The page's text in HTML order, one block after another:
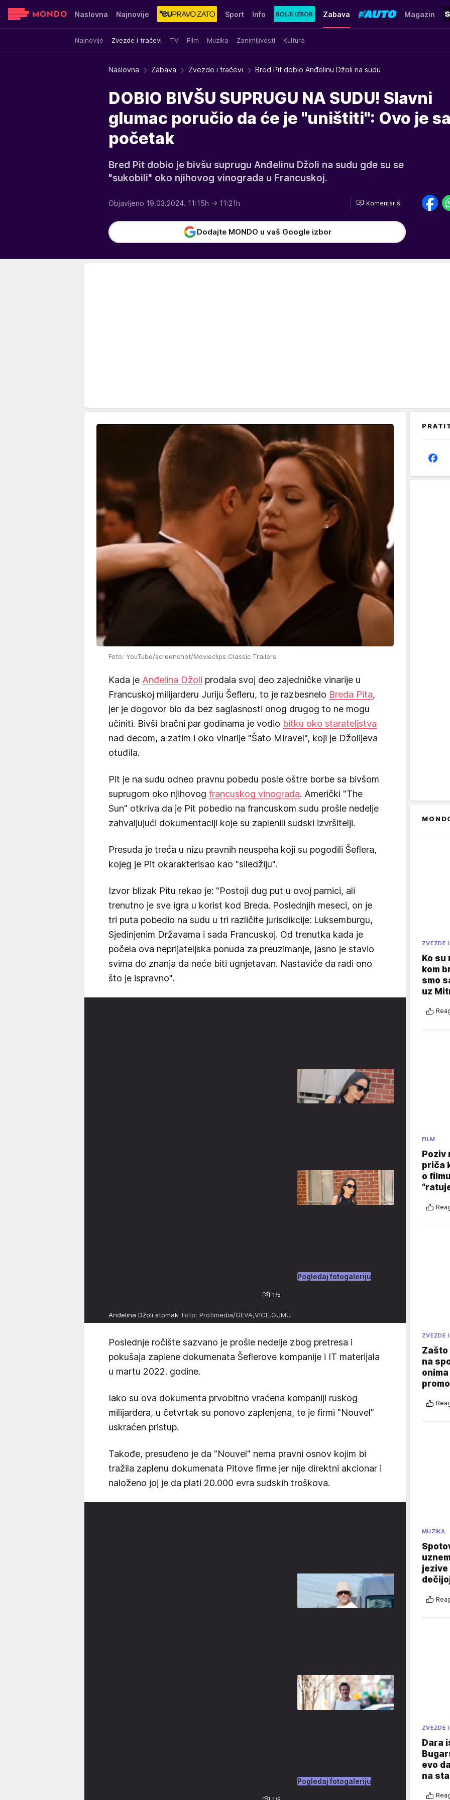
Naslovna Najnovije Sport Info Zabava
Najnovije Zvezde i tračevi TV Film Muzika Zanimljivosti Kultura
Magazin
Sensa Stvar ukusa Yumama
Naslovna Zabava Zvezde i tračevi Bred Pit dobio Anđelinu Džoli na sudu
DOBIO BIVŠU SUPRUGU NA SUDU! Slavni
glumac poručio da će je "uništiti": Ovo je
početak
Bred Pit dobio je bivšu suprugu Anđelinu Džoli na sudu gde su se
"sukobili" oko njihovog vinograda u Francuskoj.
Objavljeno 19.03.2024. 11:15h → 11:21h Komentariši
Dodajte MONDO u vaš Google izbor
Foto: YouTube/screenshot/Movieclips Classic Trailers
Kada je Anđelina Džoli prodala svoj deo zajedničke vinarije u
Francuskoj milijarderu Juriju Šefleru, to je razbesnelo Breda Pita,
jer je dogovor bio da bez saglasnosti onog drugog to ne mogu
učiniti. Bivši bračni par godinama je vodio bitku oko starateljstva
nad decom, a zatim i oko vinarije "Šato Miravel", koji je Džolijeva
otuđila.
Pit je na sudu odneo pravnu pobedu posle oštre borbe sa bivšom
suprugom oko njihovog francuskog vinograda. Američki "The
Sun" otkriva da je Pit pobedio na francuskom sudu prošle nedelje
zahvaljujući dokumentaciji koje su zaplenili sudski izvršitelji.
Presuda je treća u nizu pravnih neuspeha koji su pogodili Šeflera,
kojeg je Pit okarakterisao kao "siledžiju".
Izvor blizak Pitu rekao je: "Postoji dug put u ovoj parnici, ali
trenutno je sve igra u korist kod Breda. Poslednjih meseci, on je
tri puta pobedio na sudu u tri različite jurisdikcije: Luksemburgu,
Sjedinjenim Državama i sada Francuskoj. Od trenutka kada je
počela ova neprijateljska ponuda za preuzimanje, jasno je stavio
svima do znanja da neće biti ugnjetavan. Nastaviće da radi ono
što je ispravno".
1/5
Pogledaj fotogaleriju
Anđelina Džoli stomak Foto: Profimedia/GEVA,VICE,GUMU
Poslednje ročište sazvano je prošle nedelje zbog pretresa i
pokušaja zaplene dokumenata Šeflerove kompanije i IT materijala
u martu 2022. godine.
Iako su ova dokumenta prvobitno vraćena kompaniji ruskog
milijardera, u četvrtak su ponovo zaplenjena, te je firmi "Nouvel"
uskraćen pristup.
Takođe, presuđeno je da "Nouvel" nema pravni osnov kojim bi
tražila zaplenu dokumenata Pitove firme jer nije direktni akcionar i
naloženo joj je da plati 20.000 evra sudskih troškova.
Pogledaj fotogaleriju
ZVEZDE
Ko su
kom
smo
uz
FILM
Poziv
priča
o
ZVEZDE
Zašto
na
MUZIKA
jezive
ZVEZDE
Dara
evo
na